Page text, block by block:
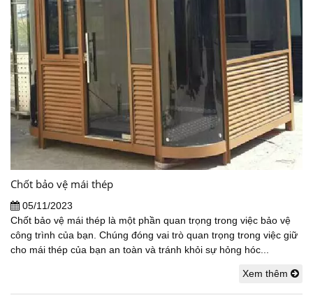
Chốt bảo vệ mái thép
05/11/2023
Chốt bảo vệ mái thép là một phần quan trọng trong việc bảo vệ
công trình của bạn. Chúng đóng vai trò quan trọng trong việc giữ
cho mái thép của bạn an toàn và tránh khỏi sự hỏng hóc...
Xem thêm